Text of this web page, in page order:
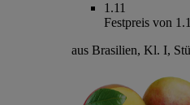
1.11
Festpreis von
aus Brasilien, Kl. I,